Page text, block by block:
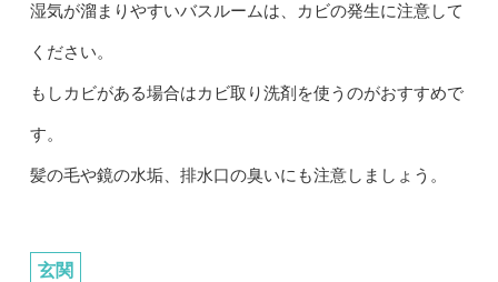
湿気が溜まりやすいバスルームは、カビの発生に注意して
ください。
もしカビがある場合はカビ取り洗剤を使うのがおすすめで
す。
髪の毛や鏡の水垢、排水口の臭いにも注意しましょう。
玄関